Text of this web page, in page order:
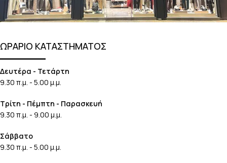
ΩΡΑΡΙΟ ΚΑΤΑΣΤΗΜΑΤΟΣ
Δευτέρα - Τετάρτη
9.30 π.μ. - 5.00 μ.μ.
Τρίτη - Πέμπτη - Παρασκευή
9.30 π.μ. - 9.00 μ.μ.
Σάββατο
9.30 π.μ. - 5.00 μ.μ.